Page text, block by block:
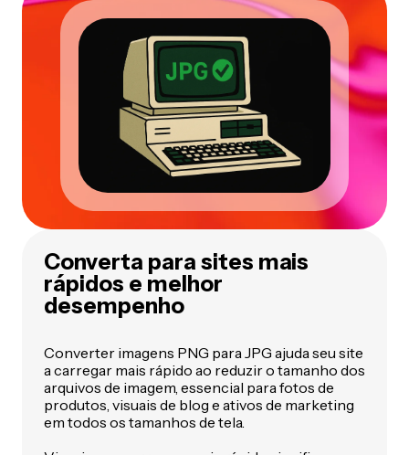
Converta para sites mais
rápidos e melhor
desempenho
Converter imagens PNG para JPG ajuda seu site
a carregar mais rápido ao reduzir o tamanho dos
arquivos de imagem, essencial para fotos de
produtos, visuais de blog e ativos de marketing
em todos os tamanhos de tela.